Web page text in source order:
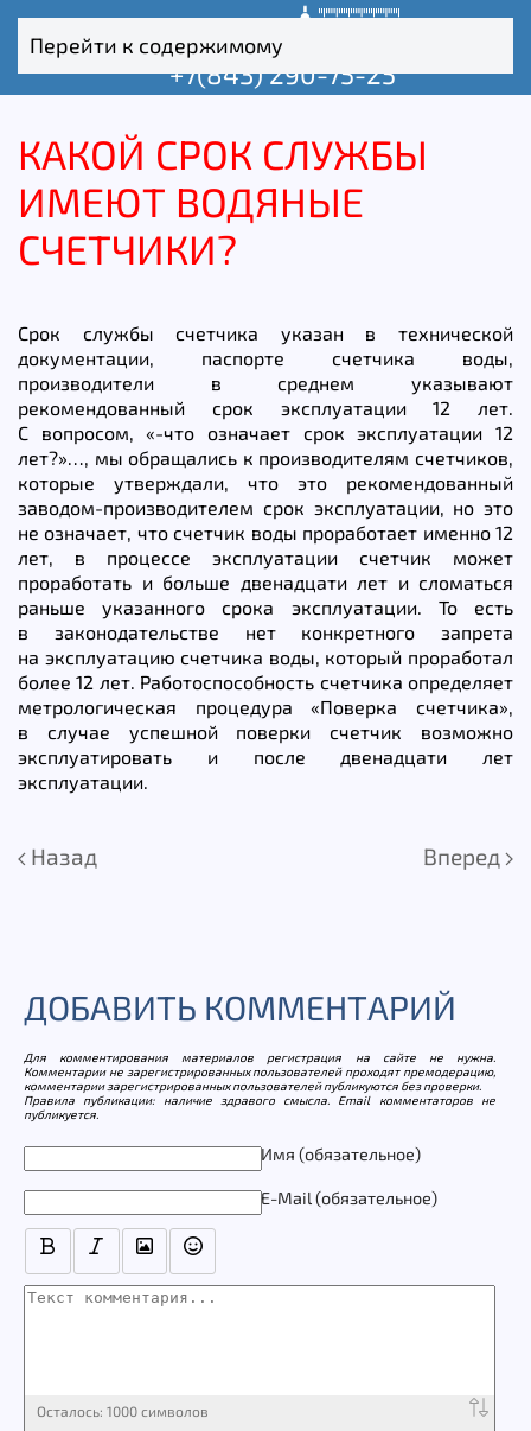
Перейти к содержимому
+7(843) 290-75-25
КАКОЙ СРОК СЛУЖБЫ
ИМЕЮТ ВОДЯНЫЕ
СЧЕТЧИКИ?
Срок службы счетчика указан в технической
документации, паспорте счетчика воды,
производители в среднем указывают
рекомендованный срок эксплуатации 12 лет.
С вопросом, «-что означает срок эксплуатации 12
лет?»…, мы обращались к производителям счетчиков,
которые утверждали, что это рекомендованный
заводом-производителем срок эксплуатации, но это
не означает, что счетчик воды проработает именно 12
лет, в процессе эксплуатации счетчик может
проработать и больше двенадцати лет и сломаться
раньше указанного срока эксплуатации. То есть
в законодательстве нет конкретного запрета
на эксплуатацию счетчика воды, который проработал
более 12 лет. Работоспособность счетчика определяет
метрологическая процедура «Поверка счетчика»,
в случае успешной поверки счетчик возможно
эксплуатировать и после двенадцати лет
эксплуатации.
Назад Вперед
ДОБАВИТЬ КОММЕНТАРИЙ
Для комментирования материалов регистрация на сайте не нужна.
Комментарии не зарегистрированных пользователей проходят премодерацию,
комментарии зарегистрированных пользователей публикуются без проверки.
Правила публикации: наличие здравого смысла. Email комментаторов не
публикуется.
Имя (обязательное)
E-Mail (обязательное)
Текст комментария
Осталось: 1000 символов